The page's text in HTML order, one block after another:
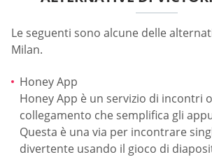
Le seguenti sono alcune delle
Milan.
Honey App
Honey App è un servizio di incontri
collegamento che semplifica gli
Questa è una via per incontrare
divertente usando il gioco di